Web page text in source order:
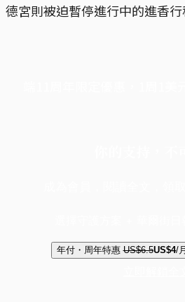
德宮則被迫暫停進行中的進香
年付・周年特惠 US$6.5US$4/月